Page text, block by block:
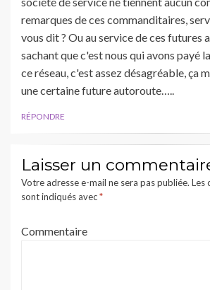
remarques de ces commanditaires,
vous dit ? Ou au service de ces futures
sachant que c'est nous qui avons payé
ce réseau, c'est assez désagréable, ça
une certaine future autoroute…..
RÉPONDRE
Laisser un
Votre adresse e-mail ne sera pas publiée. Les
sont indiqués avec*
Commentaire